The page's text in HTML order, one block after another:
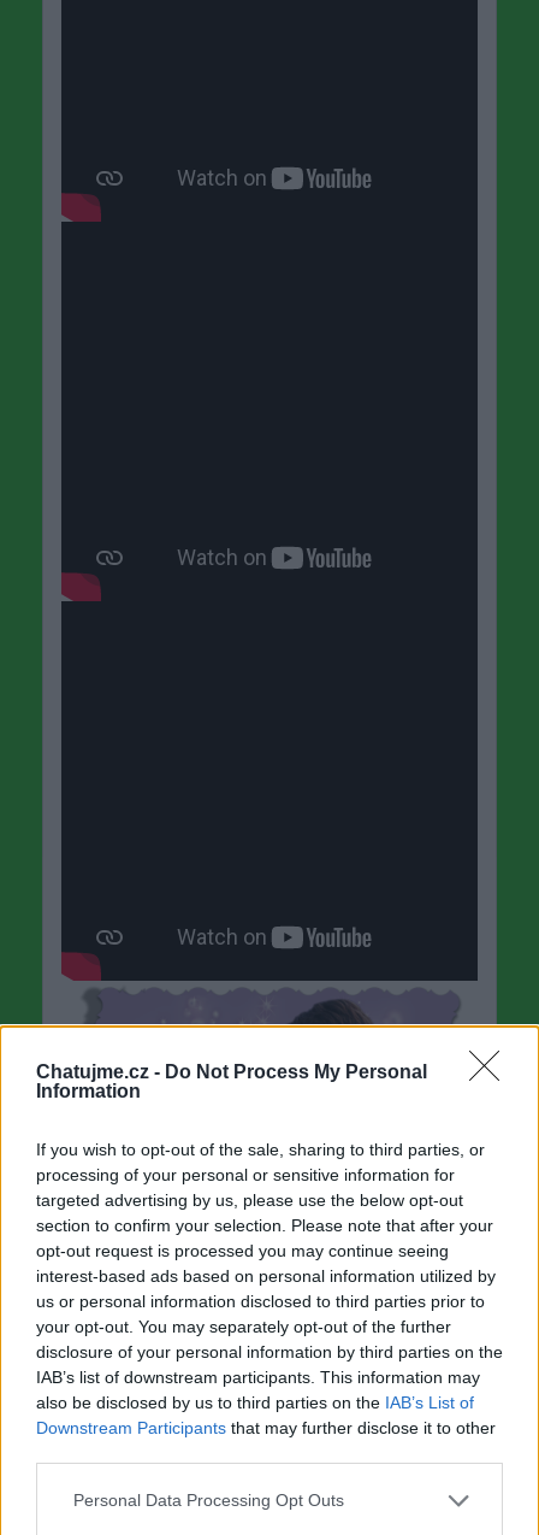
Chatujme.cz - Do Not Process My Personal
Information
If you wish to opt-out of the sale, sharing to third parties, or
processing of your personal or sensitive information for
targeted advertising by us, please use the below opt-out
section to confirm your selection. Please note that after your
opt-out request is processed you may continue seeing
interest-based ads based on personal information utilized by
us or personal information disclosed to third parties prior to
your opt-out. You may separately opt-out of the further
disclosure of your personal information by third parties on the
IAB’s list of downstream participants. This information may
also be disclosed by us to third parties on the IAB’s List of
Downstream Participants that may further disclose it to other
Personal Data Processing Opt Outs